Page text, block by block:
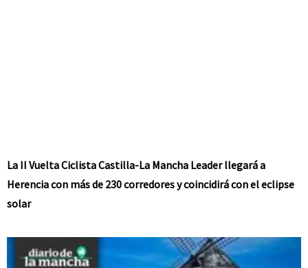
La II Vuelta Ciclista Castilla-La Mancha Leader llegará a
Herencia con más de 230 corredores y coincidirá con el eclipse
solar